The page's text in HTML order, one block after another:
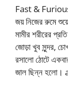
Fast &
জয় নিজের রুমে
মামীর শরীরের
জোড়া খুব সুন্দর,
রসালো ঠোটে
জাল ছিন্ন